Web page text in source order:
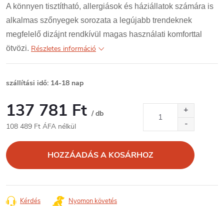
A könnyen tisztítható, allergiások és háziállatok számára is
alkalmas szőnyegek sorozata a legújabb trendeknek
megfelelő dizájnt rendkívül magas használati komforttal
ötvözi. Részletes információ
szállítási idő: 14-18 nap
137 781 Ft / db
108 489 Ft ÁFA nélkül
HOZZÁADÁS A KOSÁRHOZ
Kérdés Nyomon követés